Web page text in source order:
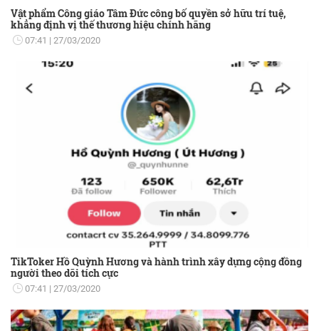
Vật phẩm Công giáo Tâm Đức công bố quyền sở hữu trí tuệ,
khẳng định vị thế thương hiệu chính hãng
07:41 27/03/2020
TikToker Hồ Quỳnh Hương và hành trình xây dựng cộng đồng
người theo dõi tích cực
07:41 27/03/2020